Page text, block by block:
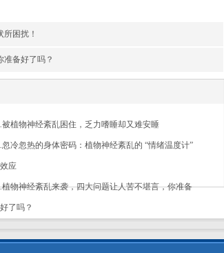
困扰！
准备好了吗？
.被植物神经紊乱困住，乏力嗜睡却又难安睡
.忽冷忽热的身体密码：植物神经紊乱的 “情绪温度计”
效应
.植物神经紊乱来袭，四大问题让人苦不堪言，你准备
好了吗？